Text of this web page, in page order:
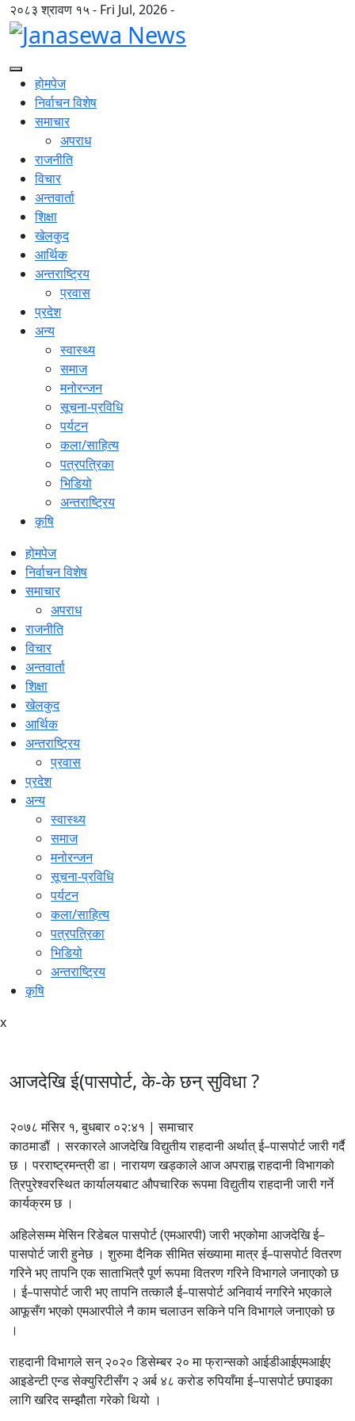
२०८३ श्रावण १५ - Fri Jul, 2026 -
होमपेज
निर्वाचन विशेष
समाचार
अपराध
राजनीति
विचार
अन्तवार्ता
शिक्षा
खेलकुद
आर्थिक
अन्तराष्ट्रिय
प्रवास
प्रदेश
अन्य
स्वास्थ्य
समाज
मनोरन्जन
सूचना-प्रविधि
पर्यटन
कला/साहित्य
पत्रपत्रिका
भिडियो
अन्तराष्ट्रिय
कृषि
होमपेज
निर्वाचन विशेष
समाचार
अपराध
राजनीति
विचार
अन्तवार्ता
शिक्षा
खेलकुद
आर्थिक
अन्तराष्ट्रिय
प्रवास
प्रदेश
अन्य
स्वास्थ्य
समाज
मनोरन्जन
सूचना-प्रविधि
पर्यटन
कला/साहित्य
पत्रपत्रिका
भिडियो
अन्तराष्ट्रिय
कृषि
x
आजदेखि ई(पासपोर्ट, के-के छन् सुविधा ?
२०७८ मंसिर १, बुधबार ०२:४१ | समाचार
काठमाडौं । सरकारले आजदेखि विद्युतीय राहदानी अर्थात् ई–पासपोर्ट जारी गर्दै
छ । परराष्ट्रमन्त्री डा। नारायण खड्काले आज अपराह्न राहदानी विभागको
त्रिपुरेश्वरस्थित कार्यालयबाट औपचारिक रूपमा विद्युतीय राहदानी जारी गर्ने
कार्यक्रम छ ।
अहिलेसम्म मेसिन रिडेबल पासपोर्ट (एमआरपी) जारी भएकोमा आजदेखि ई–
पासपोर्ट जारी हुनेछ । शुरुमा दैनिक सीमित संख्यामा मात्र ई–पासपोर्ट वितरण
गरिने भए तापनि एक साताभित्रै पूर्ण रूपमा वितरण गरिने विभागले जनाएको छ
। ई–पासपोर्ट जारी भए तापनि तत्कालै ई–पासपोर्ट अनिवार्य नगरिने भएकाले
आफूसँग भएको एमआरपीले नै काम चलाउन सकिने पनि विभागले जनाएको छ
।
राहदानी विभागले सन् २०२० डिसेम्बर २० मा फ्रान्सको आईडीआईएमआईए
आइडेन्टी एन्ड सेक्युरिटीसँग २ अर्ब ४८ करोड रुपियाँमा ई–पासपोर्ट छपाइका
लागि खरिद सम्झौता गरेको थियो ।